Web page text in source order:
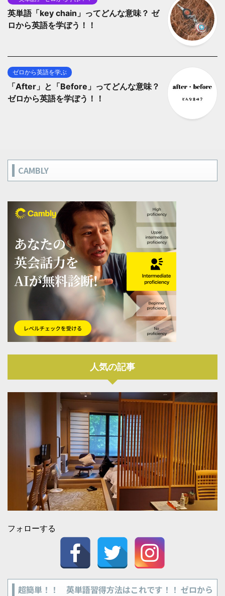
英単語「key chain」ってどんな意味？ ゼ
ロから英語を学ぼう！！
ゼロから英語を学ぶ
「After」と「Before」ってどんな意味？
ゼロから英語を学ぼう！！
CAMBLY
人気の記事
フォローする
超簡単！！ 英単語習得方法はこれです！！ ゼロから